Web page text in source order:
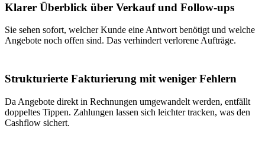
Klarer Überblick über Verkauf und Follow-ups
Sie sehen sofort, welcher Kunde eine Antwort benötigt und welche
Angebote noch offen sind. Das verhindert verlorene Aufträge.
Strukturierte Fakturierung mit weniger Fehlern
Da Angebote direkt in Rechnungen umgewandelt werden, entfällt
doppeltes Tippen. Zahlungen lassen sich leichter tracken, was den
Cashflow sichert.